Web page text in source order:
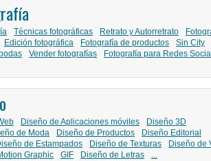
Técnicas fotográficas Retrato y Autorretrato
Edición fotográfica Fotografía de productos Sin City
Vender fotografías
Fotografía para Redes
Diseño de Aplicaciones móviles
Diseño 3D
de Moda Diseño de Productos
Diseño Editorial
de Estampados Diseño de Texturas
Diseño de
Graphic GIF Diseño de Letras ...